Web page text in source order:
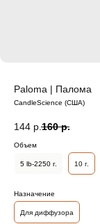
Paloma | Палома
CandleScience (США)
144 р.160 р.
Объем
5 lb-2250 г. 10 г.
Назначение
Для диффузора